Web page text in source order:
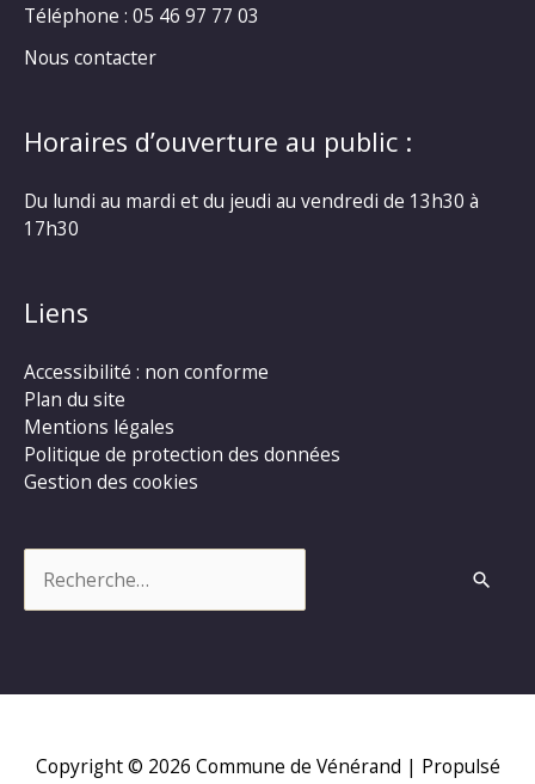
Téléphone : 05 46 97 77 03
Nous contacter
Horaires d’ouverture au public :
Du lundi au mardi et du jeudi au vendredi de 13h30 à
17h30
Liens
Accessibilité : non conforme
Plan du site
Mentions légales
Politique de protection des données
Gestion des cookies
Copyright © 2026 Commune de Vénérand | Propulsé